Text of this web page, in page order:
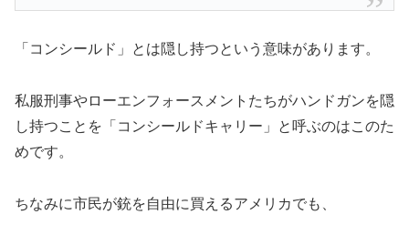
「コンシールド」とは隠し持つという意味があります。
私服刑事やローエンフォースメントたちがハンドガンを隠
し持つことを「コンシールドキャリー」と呼ぶのはこのた
めです。
ちなみに市民が銃を自由に買えるアメリカでも、